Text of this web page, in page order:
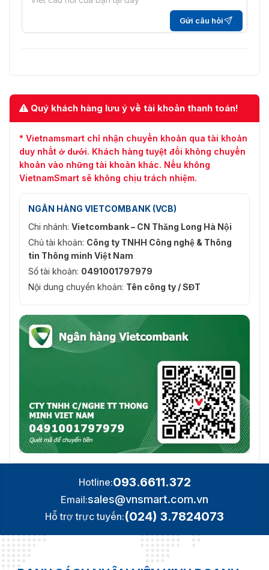
Gửi câu hỏi
Quý khách hàng lưu ý về tài khoản thanh toán!
* Vietnamsmart chỉ nhận chuyển khoản qua tài khoản
duy nhất ở dưới. Khách hàng tuyệt đối không chuyển
khoản vào những tài khoản khác. Nếu không
VietnamSmart sẽ không chịu trách nhiệm.
NGÂN HÀNG VIETCOMBANK (VCB)
Chi nhánh: Vietcombank – CN Thăng Long Hà Nội
Chủ tài khoản: Công ty TNHH Công nghệ & Thông
tin Thông minh Việt Nam
Số tài khoản: 0491001797979
Nội dung chuyển khoản: Tên công ty / SĐT
Hotline:093.6611.372
Email:sales@vnsmart.com.vn
Hỗ trợ trực tuyến:(024) 3.7824073